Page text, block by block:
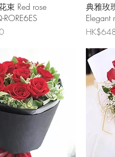
快速瀏覽
束 Red rose
典雅玫
Elegant
價格